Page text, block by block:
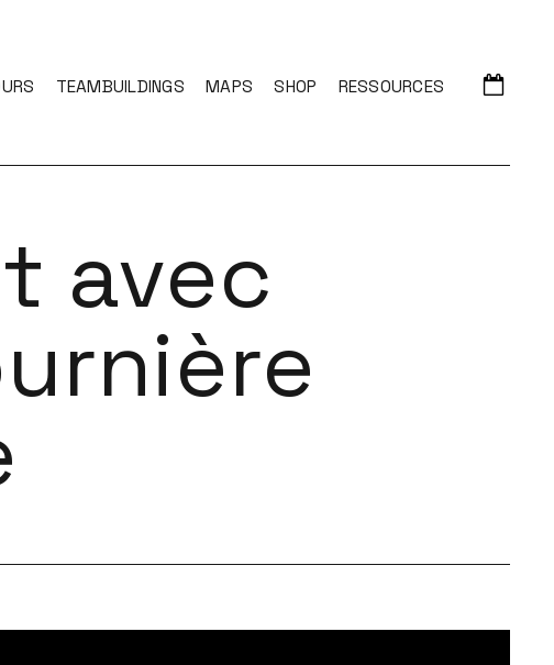
TEAMBUILDINGS MAPS SHOP RESSOURCES
avec